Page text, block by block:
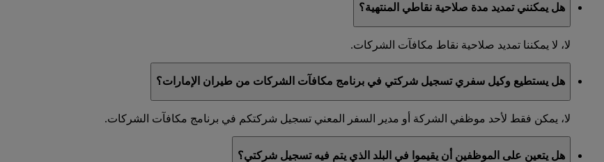
هل يمكنني تمديد مدة صلاحية نقاطي المنتهية؟
لا، لا يمكننا تمديد صلاحية نقاط مكافآت الشركات.
هل يستطيع وكيل سفري تسجيل شركتي في برنامج مكافآت الشركات من طيران الإمارات؟
لا، يمكن فقط لأحد موظفي الشركة أو مدير السفر المعني تسجيل شركتكم في برنامج مكافآت الشركات.
هل يتعين على الموظفين أن يقيموا في البلد الذي يتم فيه تسجيل شركتي؟